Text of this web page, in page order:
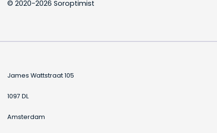
© 2020-2026 Soroptimist
James Wattstraat 105
1097 DL
Amsterdam